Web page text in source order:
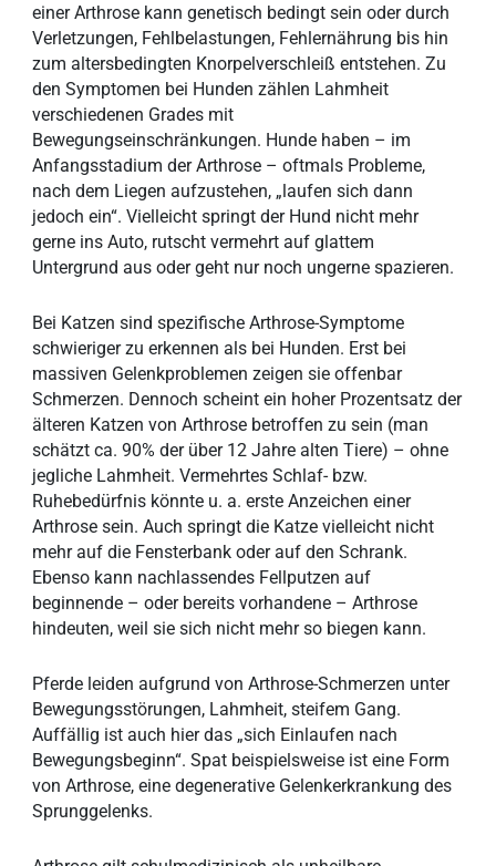
einer Arthrose kann genetisch bedingt sein oder durch
Verletzungen, Fehlbelastungen, Fehlernährung bis hin
zum altersbedingten Knorpelverschleiß entstehen. Zu
den Symptomen bei Hunden zählen Lahmheit
verschiedenen Grades mit
Bewegungseinschränkungen. Hunde haben – im
Anfangsstadium der Arthrose – oftmals Probleme,
nach dem Liegen aufzustehen, „laufen sich dann
jedoch ein“. Vielleicht springt der Hund nicht mehr
gerne ins Auto, rutscht vermehrt auf glattem
Untergrund aus oder geht nur noch ungerne spazieren.
Bei Katzen sind spezifische Arthrose-Symptome
schwieriger zu erkennen als bei Hunden. Erst bei
massiven Gelenkproblemen zeigen sie offenbar
Schmerzen. Dennoch scheint ein hoher Prozentsatz der
älteren Katzen von Arthrose betroffen zu sein (man
schätzt ca. 90% der über 12 Jahre alten Tiere) – ohne
jegliche Lahmheit. Vermehrtes Schlaf- bzw.
Ruhebedürfnis könnte u. a. erste Anzeichen einer
Arthrose sein. Auch springt die Katze vielleicht nicht
mehr auf die Fensterbank oder auf den Schrank.
Ebenso kann nachlassendes Fellputzen auf
beginnende – oder bereits vorhandene – Arthrose
hindeuten, weil sie sich nicht mehr so biegen kann.
Pferde leiden aufgrund von Arthrose-Schmerzen unter
Bewegungsstörungen, Lahmheit, steifem Gang.
Auffällig ist auch hier das „sich Einlaufen nach
Bewegungsbeginn“. Spat beispielsweise ist eine Form
von Arthrose, eine degenerative Gelenkerkrankung des
Sprunggelenks.